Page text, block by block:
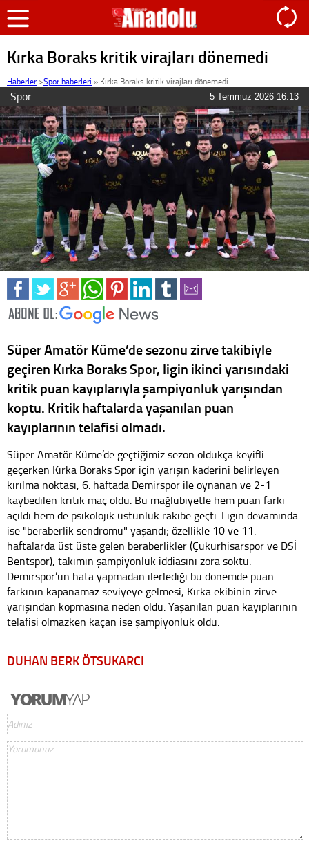
Kırka Boraks kritik virajları dönemedi
Haberler >Spor haberleri » Kırka Boraks kritik virajları dönemedi
Spor 5 Temmuz 2026 16:13
Süper Amatör Küme’de sezonu zirve takibiyle
geçiren Kırka Boraks Spor, ligin ikinci yarısındaki
kritik puan kayıplarıyla şampiyonluk yarışından
koptu. Kritik haftalarda yaşanılan puan
kayıplarının telafisi olmadı.
Süper Amatör Küme’de geçtiğimiz sezon oldukça keyifli
geçerken Kırka Boraks Spor için yarışın kaderini belirleyen
kırılma noktası, 6. haftada Demirspor ile oynanan ve 2-1
kaybedilen kritik maç oldu. Bu mağlubiyetle hem puan farkı
açıldı hem de psikolojik üstünlük rakibe geçti. Ligin devamında
ise "beraberlik sendromu" yaşandı; özellikle 10 ve 11.
haftalarda üst üste gelen beraberlikler (Çukurhisarspor ve DSİ
Bentspor), takımın şampiyonluk iddiasını zora soktu.
Demirspor’un hata yapmadan ilerlediği bu dönemde puan
farkının kapanamaz seviyeye gelmesi, Kırka ekibinin zirve
yarışından kopmasına neden oldu. Yaşanılan puan kayıplarının
telafisi olmazken kaçan ise şampiyonluk oldu.
DUHAN BERK ÖTSUKARCI